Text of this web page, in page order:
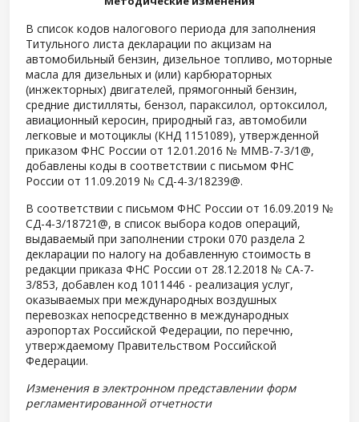
В список кодов налогового периода для заполнения
Титульного листа декларации по акцизам на
автомобильный бензин, дизельное топливо, моторные
масла для дизельных и (или) карбюраторных
(инжекторных) двигателей, прямогонный бензин,
средние дистилляты, бензол, параксилол, ортоксилол,
авиационный керосин, природный газ, автомобили
легковые и мотоциклы (КНД 1151089), утвержденной
приказом ФНС России от 12.01.2016 № ММВ-7-3/1@,
добавлены коды в соответствии с письмом ФНС
России от 11.09.2019 № СД-4-3/18239@.
В соответствии с письмом ФНС России от 16.09.2019 №
СД-4-3/18721@, в список выбора кодов операций,
выдаваемый при заполнении строки 070 раздела 2
декларации по налогу на добавленную стоимость в
редакции приказа ФНС России от 28.12.2018 № СА-7-
3/853, добавлен код 1011446 - реализация услуг,
оказываемых при международных воздушных
перевозках непосредственно в международных
аэропортах Российской Федерации, по перечню,
утверждаемому Правительством Российской
Федерации.
Изменения в электронном представлении форм
регламентированной отчетности